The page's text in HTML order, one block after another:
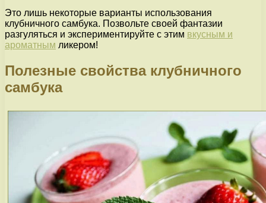
Это лишь некоторые варианты использования
клубничного самбука. Позвольте своей фантазии
разгуляться и экспериментируйте с этим вкусным и
ароматным ликером!
Полезные свойства клубничного
самбука